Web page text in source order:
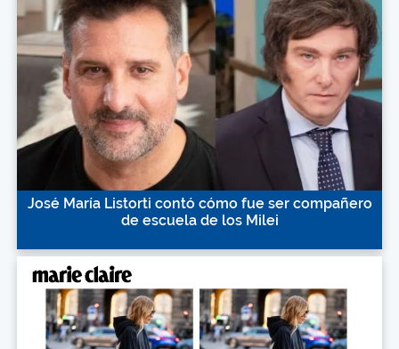
José María Listorti contó cómo fue ser compañero
de escuela de los Milei